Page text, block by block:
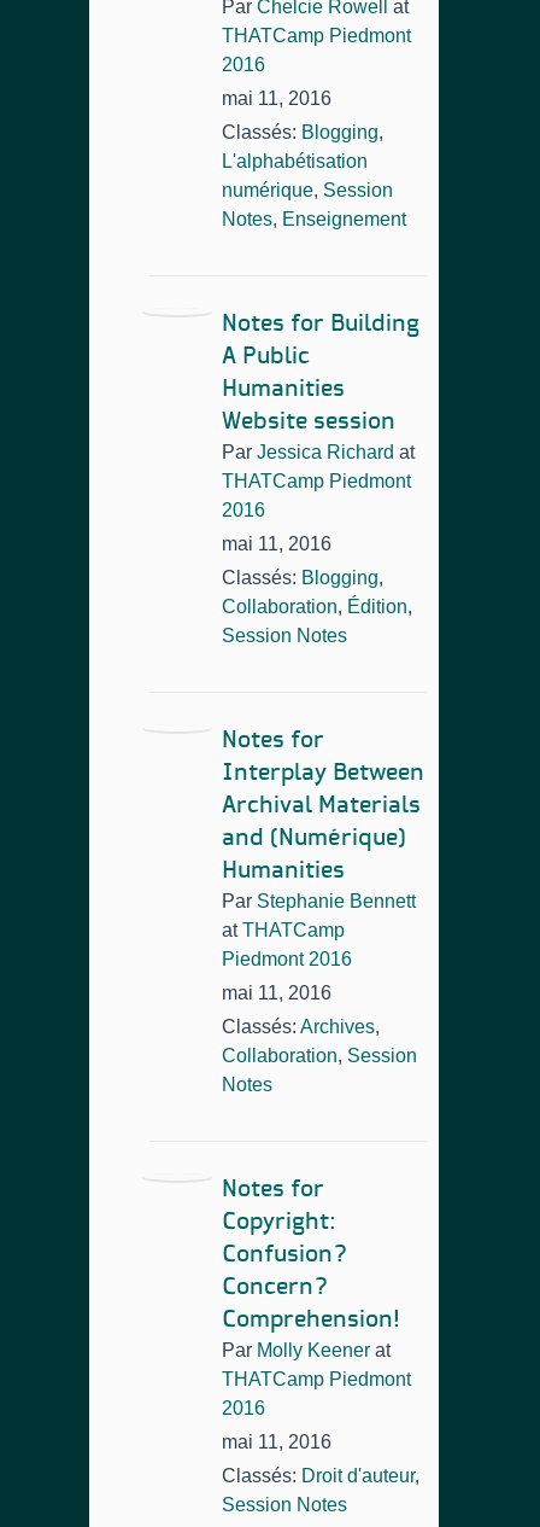
Par Chelcie Rowell
at
THATCamp Piedmont
2016
mai 11, 2016
Classés: Blogging,
L'alphabétisation
numérique, Session
Notes, Enseignement
Notes for Building
A Public
Humanities
Website session
Par Jessica Richard at
THATCamp Piedmont
2016
mai 11, 2016
Classés: Blogging,
Collaboration, Édition,
Session Notes
Notes for
Interplay Between
Archival Materials
and (Numérique)
Humanities
Par Stephanie Bennett
atTHATCamp
Piedmont 2016
mai 11, 2016
Classés: Archives,
Collaboration, Session
Notes
Notes for
Copyright:
Confusion?
Concern?
Comprehension!
Par Molly Keener at
THATCamp Piedmont
2016
mai 11, 2016
Classés: Droit d'auteur,
Session Notes